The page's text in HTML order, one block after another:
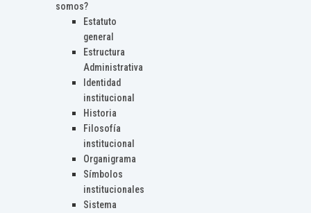
somos?
Estatuto
general
Estructura
Administrativa
Identidad
institucional
Historia
Filosofía
institucional
Organigrama
Símbolos
institucionales
Sistema